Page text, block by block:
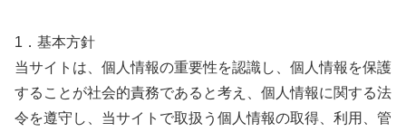
1．基本方針
当サイトは、個人情報の重要性を認識し、個人情報を保護
することが社会的責務であると考え、個人情報に関する法
令を遵守し、当サイトで取扱う個人情報の取得、利用、管